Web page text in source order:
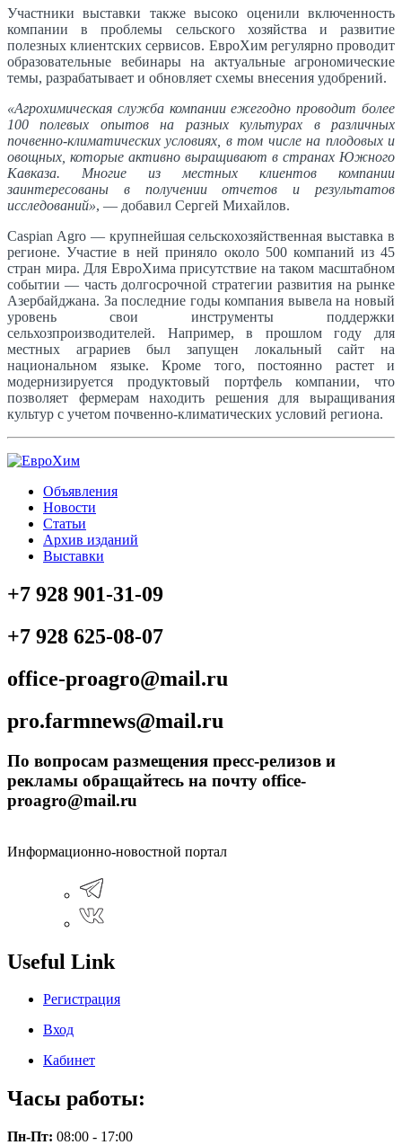
Участники выставки также высоко оценили включенность
компании в проблемы сельского хозяйства и развитие
полезных клиентских сервисов. ЕвроХим регулярно проводит
образовательные вебинары на актуальные агрономические
темы, разрабатывает и обновляет схемы внесения удобрений.
«Агрохимическая служба компании ежегодно проводит более
100 полевых опытов на разных культурах в различных
почвенно-климатических условиях, в том числе на плодовых и
овощных, которые активно выращивают в странах Южного
Кавказа. Многие из местных клиентов компании
заинтересованы в получении отчетов и результатов
исследований», — добавил Сергей Михайлов.
Caspian Agro — крупнейшая сельскохозяйственная выставка в
регионе. Участие в ней приняло около 500 компаний из 45
стран мира. Для ЕвроХима присутствие на таком масштабном
событии — часть долгосрочной стратегии развития на рынке
Азербайджана. За последние годы компания вывела на новый
уровень свои инструменты поддержки
сельхозпроизводителей. Например, в прошлом году для
местных аграриев был запущен локальный сайт на
национальном языке. Кроме того, постоянно растет и
модернизируется продуктовый портфель компании, что
позволяет фермерам находить решения для выращивания
культур с учетом почвенно-климатических условий региона.
Объявления
Новости
Статьи
Архив изданий
Выставки
+7 928 901-31-09
+7 928 625-08-07
office-proagro@mail.ru
pro.farmnews@mail.ru
По вопросам размещения пресс-релизов и
рекламы обращайтесь на почту office-
proagro@mail.ru
Информационно-новостной портал
Useful Link
Регистрация
Вход
Кабинет
Часы работы:
Пн-Пт: 08:00 - 17:00